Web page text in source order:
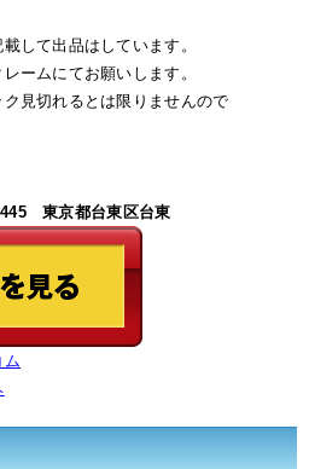
して出品はしています。
ームにてお願いします。
見切れるとは限りませんので
東京都台東区台東
ム